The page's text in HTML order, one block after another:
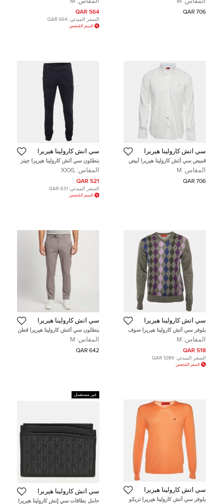
ميديم
706 QAR
564 QAR
السعر المبدئي: 664 QAR
السعر المُخفض
سي أتش كارولينا هيريرا
قميص سي أتش كارولينا هيريرا أبيض
قطن بأزرار أمامية متوسط
المقاس: M
706 QAR
سي أتش كارولينا هيريرا
بنطلون سي أتش كارولينا هيريرا جينز
دنيم أزرق قصّة عادية مقاس ضخم
جدًا جدًا جدًا - خصْر 40
المقاس: XXXL
521 QAR
السعر المبدئي: 631 QAR
السعر المُخفض
سي أتش كارولينا هيريرا
بلوفر سي أتش كارولينا هيريرا صوف
متوسط - ميديوم
المقاس: M
518 QAR
السعر المبدئي: 1,089 QAR
السعر المُخفض
سي أتش كارولينا هيريرا
بنطلون سي أتتش كارولينا هيريرا قطن
مُلون بريد مقاس وسط
المقاس: M
642 QAR
سي أتش كارولينا هيريرا
بلوفر سي أتش كارولينا هيريرا تريكو
غير مستعمل
سي أتش كارولينا هيريرا
حامل بطاقات سي إتش كارولينا هيريرا